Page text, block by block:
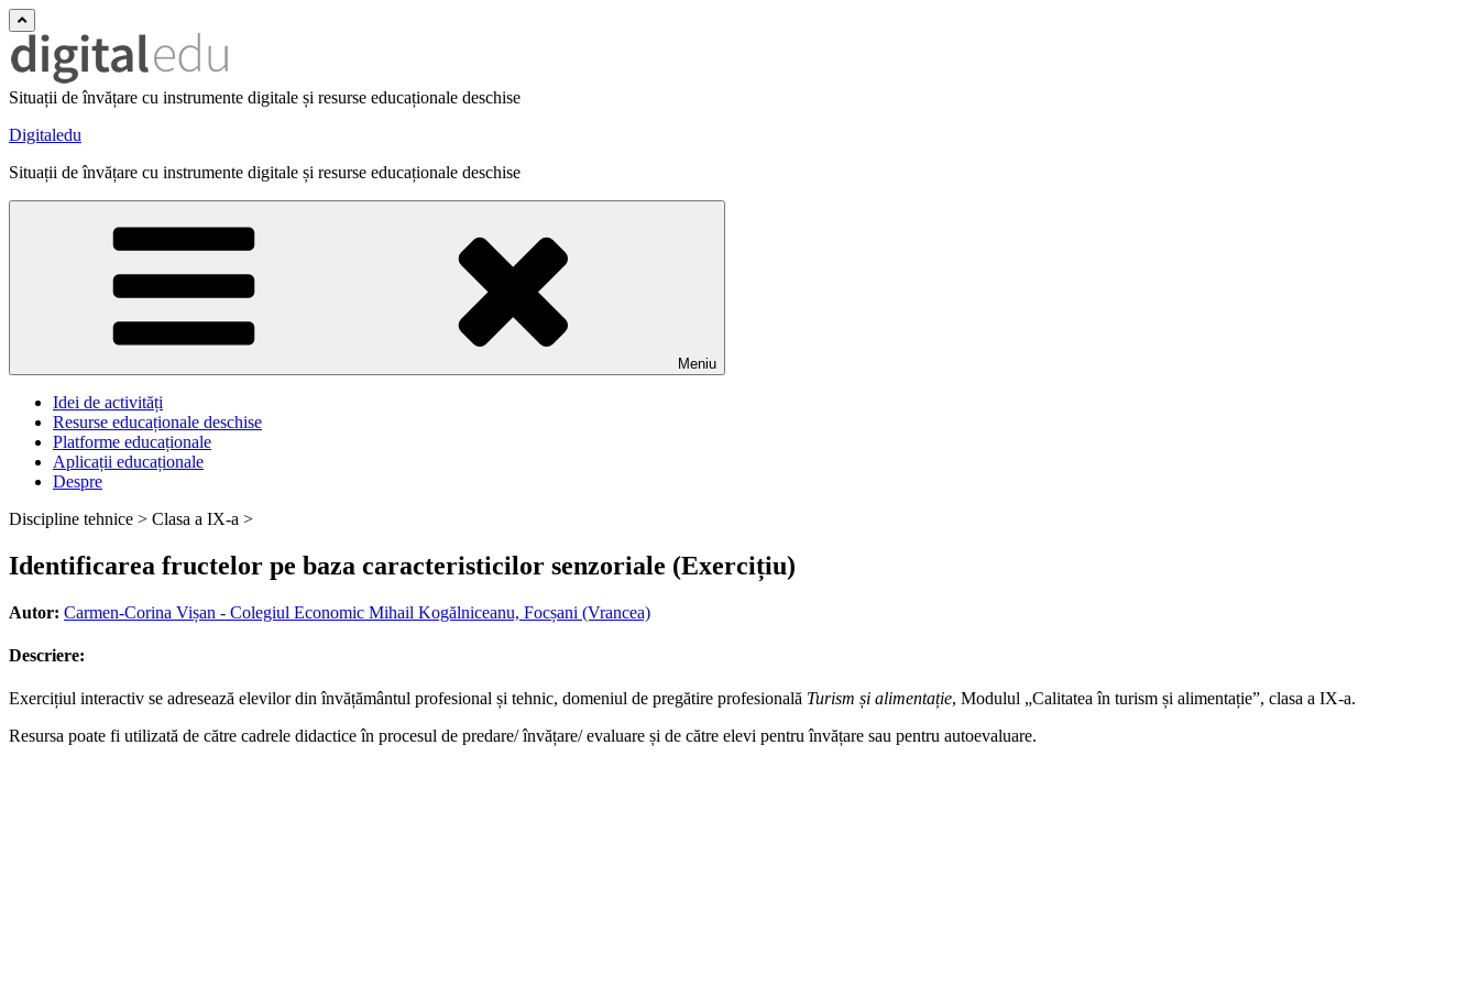
Situații de învățare cu instrumente digitale și resurse educaționale deschise
Digitaledu
Situații de învățare cu instrumente digitale și resurse educaționale deschise
Meniu
Idei de activități
Resurse educaționale deschise
Platforme educaționale
Aplicații educaționale
Despre
Discipline tehnice > Clasa a IX-a >
Identificarea fructelor pe baza caracteristicilor senzoriale (Exercițiu)
Autor: Carmen-Corina Vișan - Colegiul Economic Mihail Kogălniceanu, Focșani (Vrancea)
Descriere:
Exercițiul interactiv se adresează elevilor din învățământul profesional și tehnic, domeniul de pregătire profesională Turism și alimentație, Modulul „Calitatea în turism și alimentație”, clasa a IX-a.
Resursa poate fi utilizată de către cadrele didactice în procesul de predare/ învățare/ evaluare și de către elevi pentru învățare sau pentru autoevaluare.